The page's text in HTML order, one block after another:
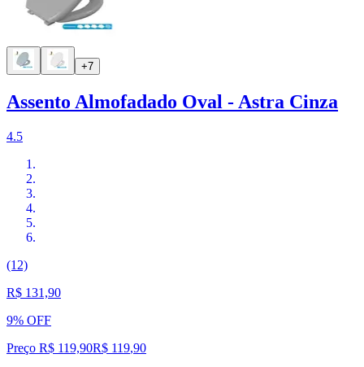
+7
Assento Almofadado Oval - Astra Cinza
4.5
(12)
R$ 131,90
9% OFF
Preço R$ 119,90R$ 119,90